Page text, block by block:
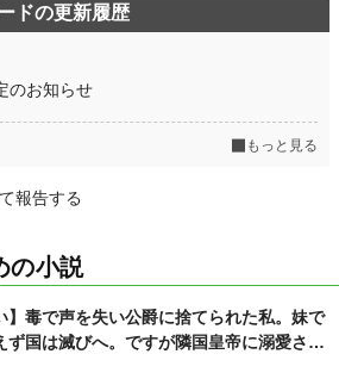
ドの更新履歴
のお知らせ
もっと見る
報告する
の小説
】毒で声を失い公爵に捨てられた私。妹で
ず国は滅びへ。ですが隣国皇帝に溺愛され
縋ってきても遅いです